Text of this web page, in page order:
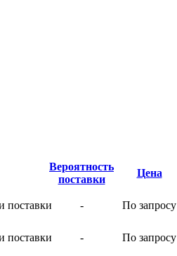
Вероятность
поставки
Цена
- По запросу
- По запросу